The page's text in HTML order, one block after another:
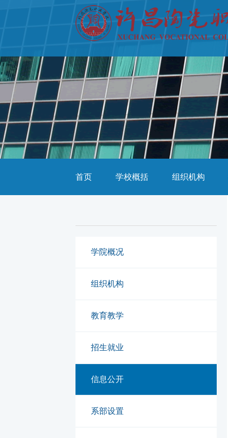
首页 学校概括 组织机构
学院概况
组织机构
教育教学
招生就业
信息公开
系部设置